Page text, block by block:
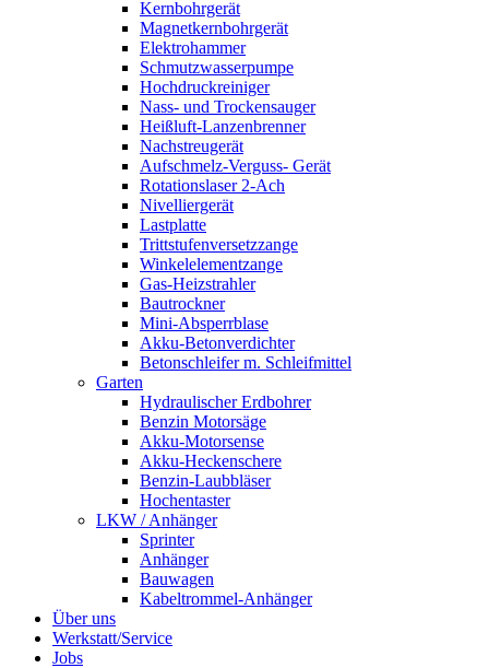
Kernbohrgerät
Magnetkernbohrgerät
Elektrohammer
Schmutzwasserpumpe
Hochdruckreiniger
Nass- und Trockensauger
Heißluft-Lanzenbrenner
Nachstreugerät
Aufschmelz-Verguss- Gerät
Rotationslaser 2-Ach
Nivelliergerät
Lastplatte
Trittstufenversetzzange
Winkelelementzange
Gas-Heizstrahler
Bautrockner
Mini-Absperrblase
Akku-Betonverdichter
Betonschleifer m. Schleifmittel
Garten
Hydraulischer Erdbohrer
Benzin Motorsäge
Akku-Motorsense
Akku-Heckenschere
Benzin-Laubbläser
Hochentaster
LKW / Anhänger
Sprinter
Anhänger
Bauwagen
Kabeltrommel-Anhänger
Über uns
Werkstatt/Service
Jobs